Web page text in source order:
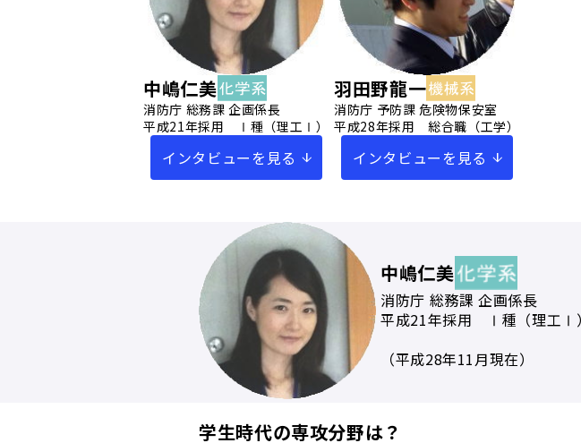
中嶋仁美
消防庁 総務課 企画係長
平成21年採用 Ⅰ種（理工Ⅰ）
インタビューを見る
羽田野龍一
消防庁 予防課 危険物保安室
平成28年採用 総合職（工学）
インタビューを見る
中嶋仁美
消防庁 総務課 企画係長
平成21年採用 Ⅰ種（理工Ⅰ）
（平成28年11月現在）
学生時代の専攻分野は？